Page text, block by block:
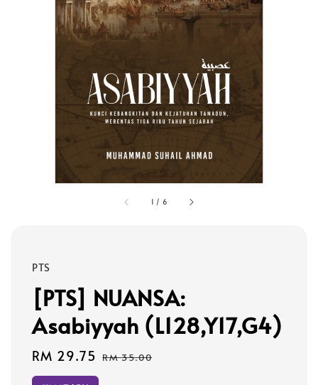
1 / 6
PTS
[PTS] NUANSA:
Asabiyyah (L128,Y17,G4)
Sale
price
RM 29.75 Regular
RM 35.00